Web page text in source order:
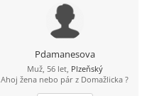
Pdamanesova
Muž, 56 let, Plzeňský
Ahoj žena nebo pár z Domažlicka ?